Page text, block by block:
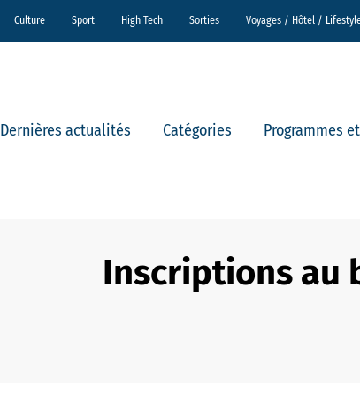
Culture Sport High Tech Sorties Voyages / Hôtel /
Dernières actualités Catégories Programmes
Inscriptions au